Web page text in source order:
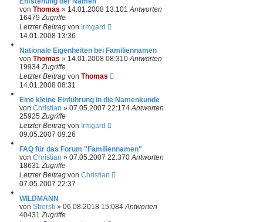
von Thomas » 14.01.2008 13:101Antworten
16479Zugriffe
Letzter Beitrag von Irmgard
14.01.2008 13:36
Nationale Eigenheiten bei Familiennamen
von Thomas » 14.01.2008 08:310Antworten
19934Zugriffe
Letzter Beitrag von Thomas
14.01.2008 08:31
Eine kleine Einführung in die Namenkunde
von Christian » 07.05.2007 22:174Antworten
25925Zugriffe
Letzter Beitrag von Irmgard
09.05.2007 09:26
FAQ für das Forum "Familiennamen"
von Christian » 07.05.2007 22:370Antworten
18631Zugriffe
Letzter Beitrag von Christian
07.05.2007 22:37
WILDMANN
von Sborsti » 06.08.2018 15:084Antworten
40431Zugriffe